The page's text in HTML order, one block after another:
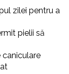
zilei pentru a
pielii să